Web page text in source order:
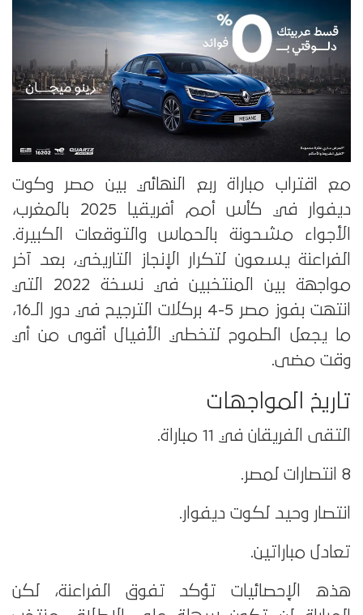
مع اقتراب مباراة ربع النهائي بين مصر وكوت
ديفوار في كأس أمم أفريقيا 2025 بالمغرب،
الأجواء مشحونة بالحماس والتوقعات الكبيرة.
الفراعنة يسعون لتكرار الإنجاز التاريخي، بعد آخر
مواجهة بين المنتخبين في نسخة 2022 التي
انتهت بفوز مصر 5-4 بركلات الترجيح في دور الـ16،
ما يجعل الطموح لتخطي الأفيال أقوى من أي
وقت مضى.
تاريخ المواجهات
التقى الفريقان في 11 مباراة.
8 انتصارات لمصر.
انتصار وحيد لكوت ديفوار.
تعادل مباراتين.
هذه الإحصائيات تؤكد تفوق الفراعنة، لكن